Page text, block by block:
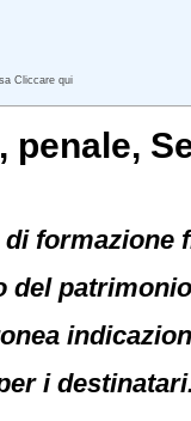
Cliccare qui
penale,
formazione
del
i